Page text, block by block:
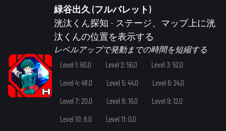
緑谷出久 (フルバレット)
洸汰くん探知 - ステージ、マップ上に洸
汰くんの位置を表示する
レベルアップで発動までの時間を短縮する
Level 1: 60.0
Level 2: 56.0
Level 3: 52.0
Level 4: 48.0
Level 5: 44.0
Level 6: 24.0
Level 7: 20.0
Level 8: 16.0
Level 9: 12.0
Level 10: 8.0
Level 11: 0.0